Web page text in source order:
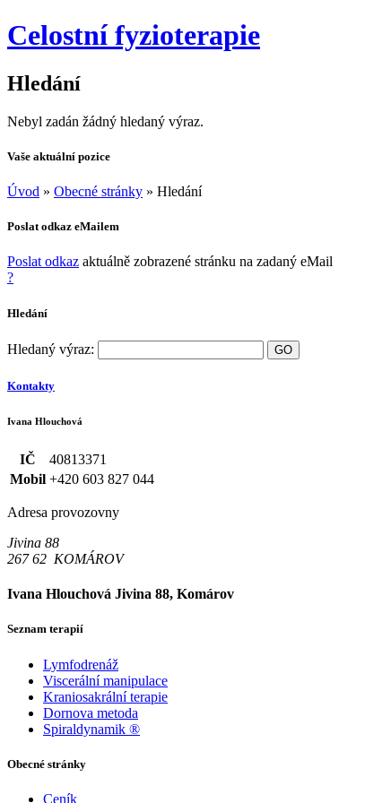
Celostní fyzioterapie
Hledání
Nebyl zadán žádný hledaný výraz.
Vaše aktuální pozice
Úvod » Obecné stránky » Hledání
Poslat odkaz eMailem
Poslat odkaz aktuálně zobrazené stránku na zadaný eMail
?
Hledání
Hledaný výraz:
Kontakty
Ivana Hlouchová
IČ
40813371
Mobil +420 603 827 044
Adresa provozovny
Jivina 88
267 62 KOMÁROV
Ivana Hlouchová Jivina 88, Komárov
Seznam terapií
Lymfodrenáž
Viscerální manipulace
Kraniosakrální terapie
Dornova metoda
Spiraldynamik ®
Obecné stránky
Ceník